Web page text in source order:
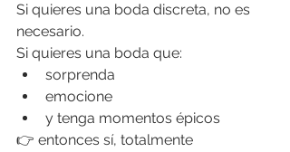
Si quieres una boda discreta, no es
necesario.
Si quieres una boda que:
sorprenda
emocione
y tenga momentos épicos
👉 entonces sí, totalmente